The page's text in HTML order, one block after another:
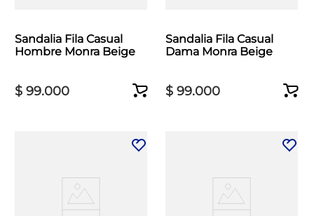
Sandalia Fila Casual
Hombre Monra Beige
$ 99.000
Sandalia Fila Casual
Dama Monra Beige
$ 99.000